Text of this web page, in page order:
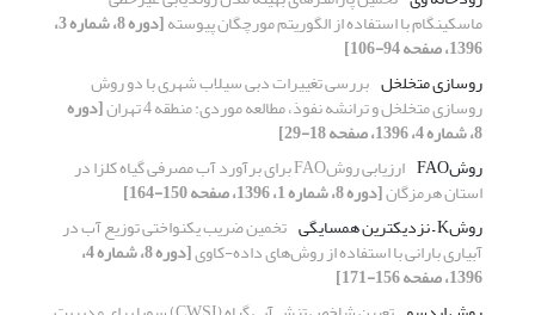
ماسکینگام با استفاده از الگوریتم مورچگان پیوسته [دوره 8، شماره 3،
1396، صفحه 94-106]
روسازی متخلخل بررسی تغییرات دبی سیلاب شهری با دو روش
روسازی متخلخل و ترانشه نفوذ، مطالعه موردی: منطقه 4 تهران [دوره
8، شماره 4، 1396، صفحه 18-29]
روشFAO
ارزیابی روشFAO برای برآورد آب مصرفی گیاه کلزا در
استان هرمزگان[دوره 8، شماره 1، 1396، صفحه 150-164]
روشK – نزدیکترین همسایگی
تخمین ضریب یکنواختی توزیع آب در
آبیاری بارانی با استفاده از روش‌های داده-کاوی [دوره 8، شماره 4،
1396، صفحه 156-171]